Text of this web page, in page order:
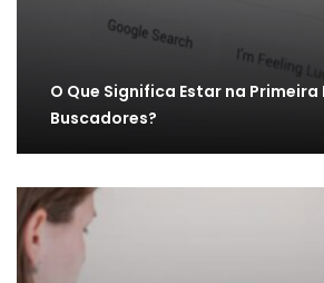
O Que Significa Estar na
Buscadores?